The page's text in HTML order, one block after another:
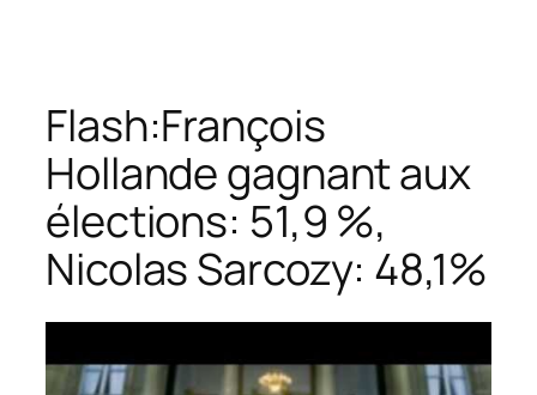
Flash:François
Hollande gagnant aux
élections: 51,9 %,
Nicolas Sarcozy: 48,1%